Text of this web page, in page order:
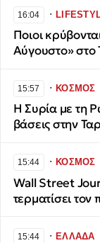
16:04 ∙
Ποιοι
Αύγουστο» στο
15:57 ∙ΚΟΣΜΟΣ
Η Συρία με τη
βάσεις στην
15:44 ∙ΚΟΣΜΟΣ
Wall Street
τερματίσει τον
15:44 ∙ΕΛΛΑΔΑ